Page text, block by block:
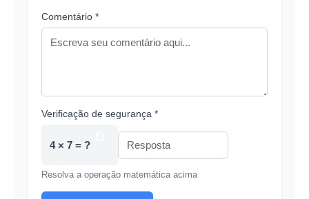
Comentário *
Verificação de segurança *
4 × 7 = ?
Resolva a operação matemática acima